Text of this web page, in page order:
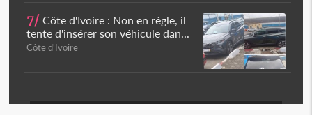
7/ Côte d'Ivoire : Non en règle, il
tente d'insérer son véhicule dan...
Côte d'Ivoire